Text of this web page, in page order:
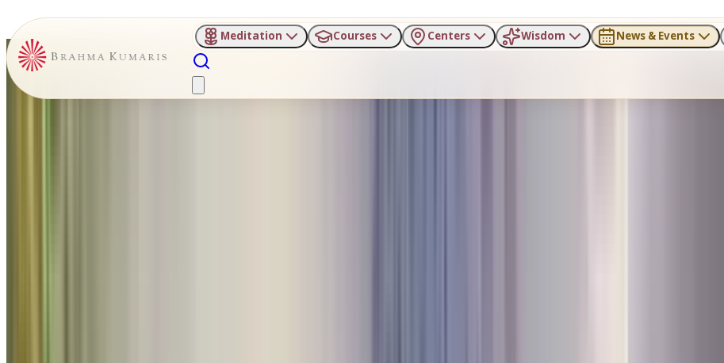
Meditation Courses Centers Wisdom News & Events